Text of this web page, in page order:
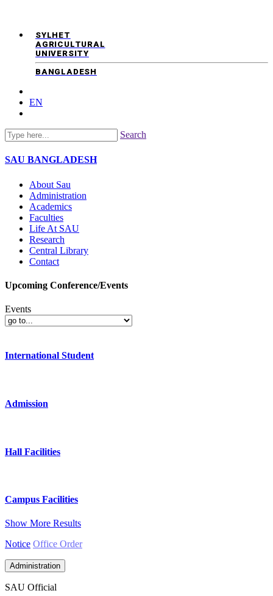
SYLHET
AGRICULTURAL
UNIVERSITY
BANGLADESH
EN
Search
SAU BANGLADESH
About Sau
Administration
Academics
Faculties
Life At SAU
Research
Central Library
Contact
Upcoming Conference/Events
Events
International Student
Admission
Hall Facilities
Campus Facilities
Show More Results
Notice Office Order
Administration
SAU Official